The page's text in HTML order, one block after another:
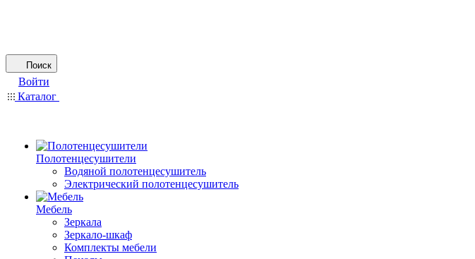
Поиск
Войти
Каталог
Полотенцесушители
Водяной полотенцесушитель
Электрический полотенцесушитель
Мебель
Зеркала
Зеркало-шкаф
Комплекты мебели